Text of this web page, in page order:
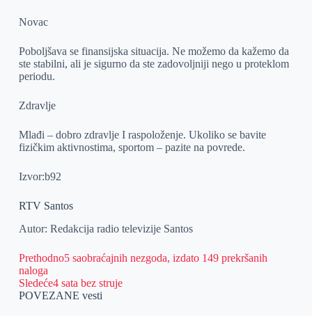
Novac
Poboljšava se finansijska situacija. Ne možemo da kažemo da
ste stabilni, ali je sigurno da ste zadovoljniji nego u proteklom
periodu.
Zdravlje
Mlađi – dobro zdravlje I raspoloženje. Ukoliko se bavite
fizičkim aktivnostima, sportom – pazite na povrede.
Izvor:b92
RTV Santos
Autor: Redakcija radio televizije Santos
Prethodno5 saobraćajnih nezgoda, izdato 149 prekršanih
naloga
Sledeće4 sata bez struje
POVEZANE vesti